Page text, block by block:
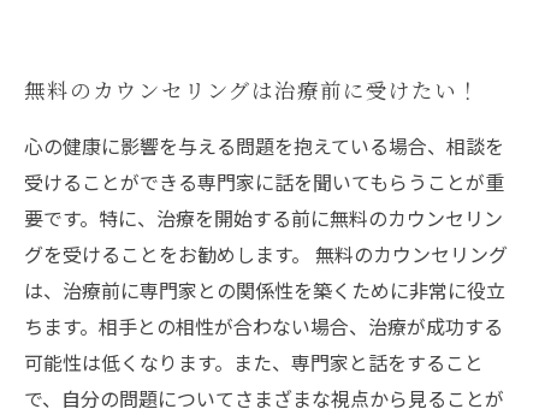
無料のカウンセリングは治療前に受けたい！
心の健康に影響を与える問題を抱えている場合、相談を
受けることができる専門家に話を聞いてもらうことが重
要です。特に、治療を開始する前に無料のカウンセリン
グを受けることをお勧めします。 無料のカウンセリング
は、治療前に専門家との関係性を築くために非常に役立
ちます。相手との相性が合わない場合、治療が成功する
可能性は低くなります。また、専門家と話をすること
で、自分の問題についてさまざまな視点から見ることが